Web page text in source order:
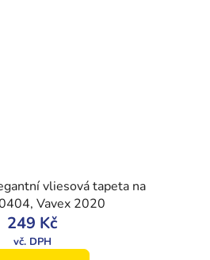
vliesová tapeta na
Vavex 2020
249 Kč